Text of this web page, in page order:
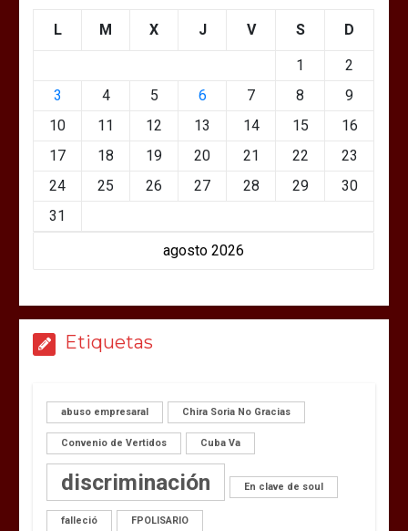
agosto 2026
L M X J V S D
1
2
3
4 5 6 7 8
9
10
11 12 13 14 15
16
17
18 19 20 21 22
23
24
25 26 27 28 29
30
31
Etiquetas
abuso empresaral Chira Soria No Gracias
Convenio de Vertidos Cuba Va
discriminación En clave de soul
falleció FPOLISARIO